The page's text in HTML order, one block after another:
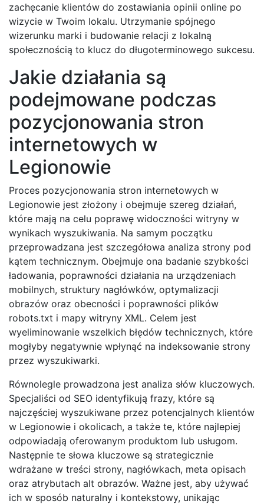
zachęcanie klientów do zostawiania opinii online po
wizycie w Twoim lokalu. Utrzymanie spójnego
wizerunku marki i budowanie relacji z lokalną
społecznością to klucz do długoterminowego sukcesu.
Jakie działania są
podejmowane podczas
pozycjonowania stron
internetowych w
Legionowie
Proces pozycjonowania stron internetowych w
Legionowie jest złożony i obejmuje szereg działań,
które mają na celu poprawę widoczności witryny w
wynikach wyszukiwania. Na samym początku
przeprowadzana jest szczegółowa analiza strony pod
kątem technicznym. Obejmuje ona badanie szybkości
ładowania, poprawności działania na urządzeniach
mobilnych, struktury nagłówków, optymalizacji
obrazów oraz obecności i poprawności plików
robots.txt i mapy witryny XML. Celem jest
wyeliminowanie wszelkich błędów technicznych, które
mogłyby negatywnie wpłynąć na indeksowanie strony
przez wyszukiwarki.
Równolegle prowadzona jest analiza słów kluczowych.
Specjaliści od SEO identyfikują frazy, które są
najczęściej wyszukiwane przez potencjalnych klientów
w Legionowie i okolicach, a także te, które najlepiej
odpowiadają oferowanym produktom lub usługom.
Następnie te słowa kluczowe są strategicznie
wdrażane w treści strony, nagłówkach, meta opisach
oraz atrybutach alt obrazów. Ważne jest, aby używać
ich w sposób naturalny i kontekstowy, unikając